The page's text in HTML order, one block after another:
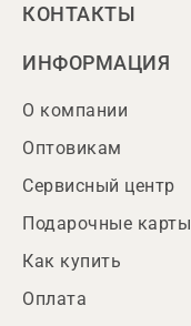
КОНТАКТЫ
ИНФОРМАЦИЯ
О компании
Оптовикам
Сервисный центр
Подарочные карты
Как купить
Оплата